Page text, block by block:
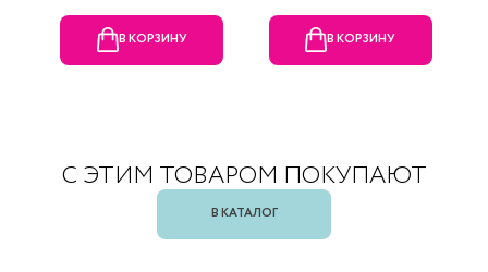
В КОРЗИНУ В КОРЗИНУ
С ЭТИМ ТОВАРОМ ПОКУПАЮТ
В КАТАЛОГ